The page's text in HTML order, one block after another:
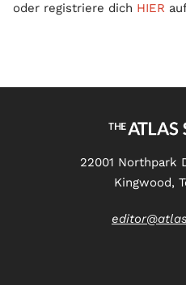
oder registriere dich HIER
22001 Northpark
Kingwood,